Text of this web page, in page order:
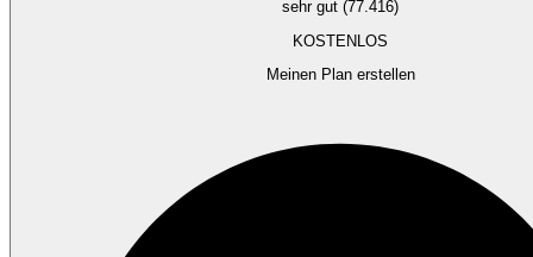
sehr gut (77.416)
KOSTENLOS
Meinen Plan erstellen